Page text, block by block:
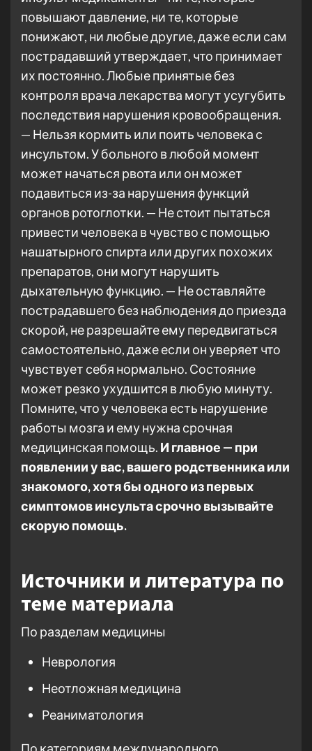
повышают давление, ни те, которые
понижают, ни любые другие, даже если сам
пострадавший утверждает, что принимает
их постоянно. Любые принятые без
контроля врача лекарства могут усугубить
последствия нарушения кровообращения.
— Нельзя кормить или поить человека с
инсультом. У больного в любой момент
может начаться рвота или он может
подавиться из-за нарушения функций
органов ротоглотки. — Не стоит пытаться
привести человека в чувство с помощью
нашатырного спирта или других похожих
препаратов, они могут нарушить
дыхательную функцию. — Не оставляйте
пострадавшего без наблюдения до приезда
скорой, не разрешайте ему передвигаться
самостоятельно, даже если он уверяет что
чувствует себя нормально. Состояние
может резко ухудшится в любую минуту.
Помните, что у человека есть нарушение
работы мозга и ему нужна срочная
медицинская помощь. И главное — при
появлении у вас, вашего родственника или
знакомого, хотя бы одного из первых
симптомов инсульта срочно вызывайте
скорую помощь.
Источники и литература по
теме материала
По разделам медицины
Неврология
Неотложная медицина
Реаниматология